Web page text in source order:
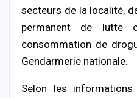
secteurs de la localité,
permanent de
consommation de
Gendarmerie nationale.
Selon les